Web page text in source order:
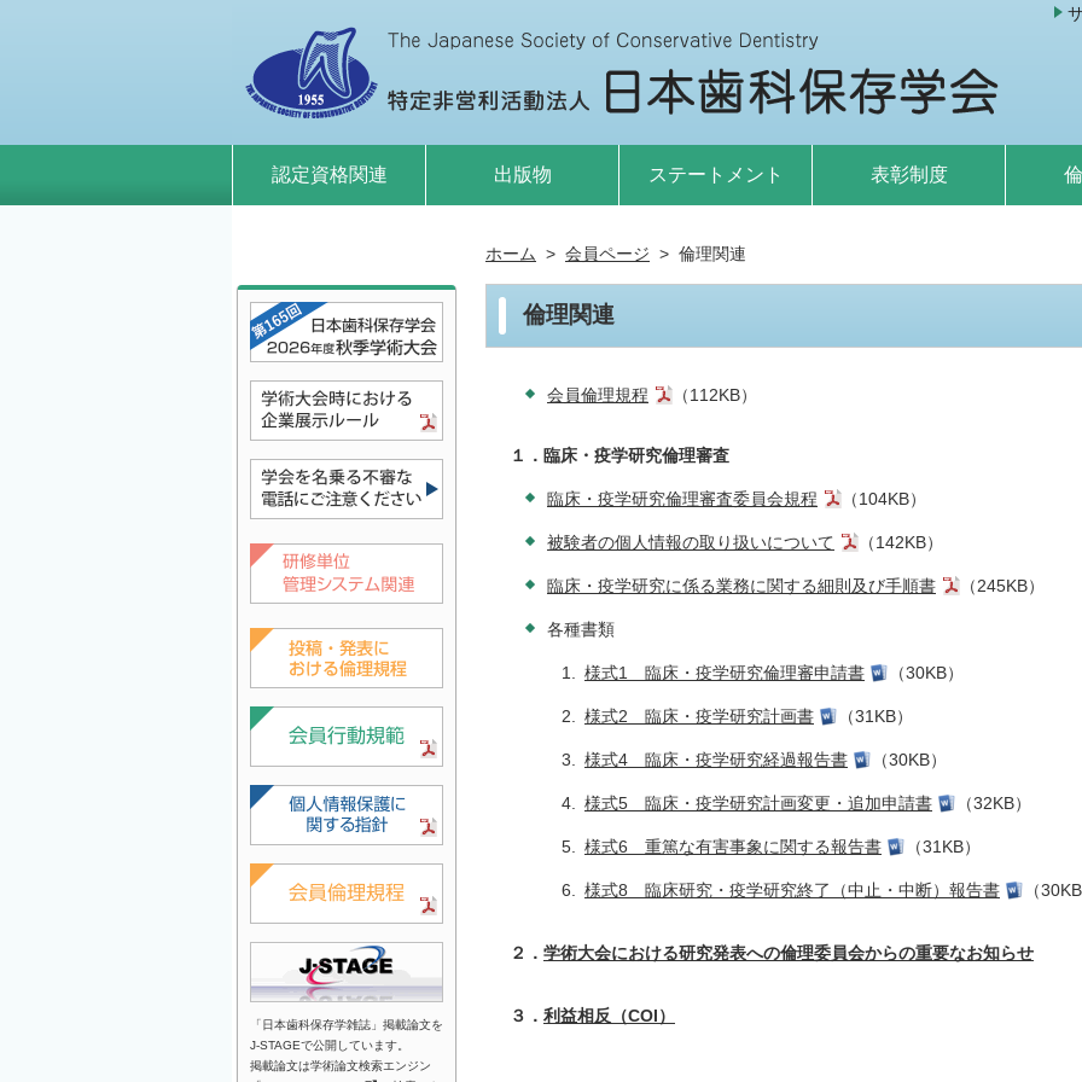
認定資格関連 出版物 ステートメント 表彰制度
ホーム 会員ページ 倫理関連
倫理関連
会員倫理規程 （112KB）
１．臨床・疫学研究倫理審査
臨床・疫学研究倫理審査委員会規程 （104KB）
被験者の個人情報の取り扱いについて （142KB）
臨床・疫学研究に係る業務に関する細則及び手順書 （245KB）
各種書類
様式1 臨床・疫学研究倫理審申請書 （30KB）
様式2 臨床・疫学研究計画書 （31KB）
様式4 臨床・疫学研究経過報告書 （30KB）
様式5 臨床・疫学研究計画変更・追加申請書 （32KB）
様式6 重篤な有害事象に関する報告書 （31KB）
様式8 臨床研究・疫学研究終了（中止・中断）報告書 （
２． 学術大会における研究発表への倫理委員会からの重要なお知らせ
３． 利益相反（COI）
「日本歯科保存学雑誌」掲載論文を
J-STAGEで公開しています。
掲載論文は学術論文検索エンジン